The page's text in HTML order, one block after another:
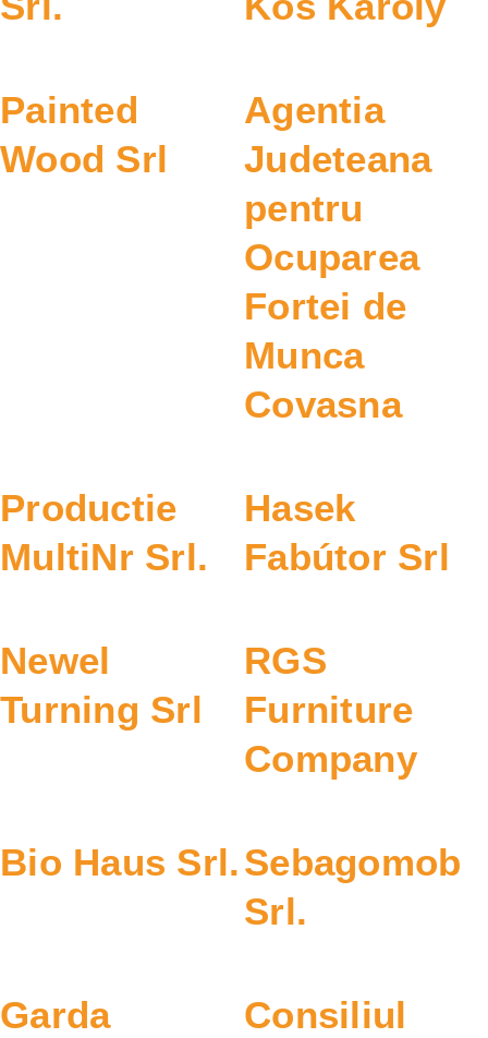
Painted
Wood Srl
Agentia
Judeteana
pentru
Ocuparea
Fortei de
Munca
Covasna
Productie
MultiNr Srl.
Hasek
Fabútor Srl
Newel
Turning Srl
RGS
Furniture
Company
Bio Haus Srl.Sebagomob
Srl.
Garda
Consiliul